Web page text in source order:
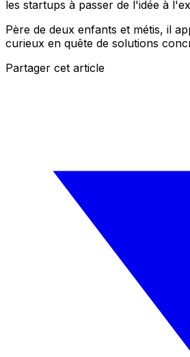
les startups à passer de l'idée à
Père de deux enfants et métis, il
curieux en quête de solutions
Partager cet article